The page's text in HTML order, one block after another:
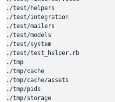
./test/helpers
./test/integration
./test/mailers
./test/models
./test/system
./test/test_helper.rb
./tmp
./tmp/cache
./tmp/cache/assets
./tmp/pids
./tmp/storage